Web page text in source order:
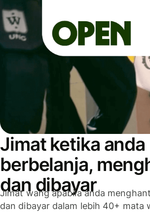
Jimat ketika anda
berbelanja,
dan dibayar
Jimat wang apabila anda
dan dibayar dalam lebih 40+ mata